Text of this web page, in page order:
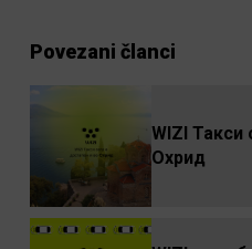
Povezani članci
WIZI Такси
Охрид